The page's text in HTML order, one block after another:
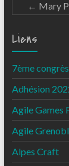
← Mary
Liens
7ème
Adhésion
Agile Games
Agile
Alpes Craft